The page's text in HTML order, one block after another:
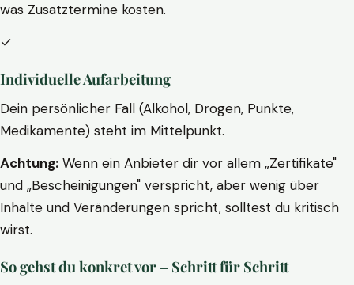
was Zusatztermine kosten.
✓
Individuelle Aufarbeitung
Dein persönlicher Fall (Alkohol, Drogen, Punkte,
Medikamente) steht im Mittelpunkt.
Achtung: Wenn ein Anbieter dir vor allem „Zertifikate"
und „Bescheinigungen" verspricht, aber wenig über
Inhalte und Veränderungen spricht, solltest du kritisch
wirst.
So gehst du konkret vor – Schritt für Schritt